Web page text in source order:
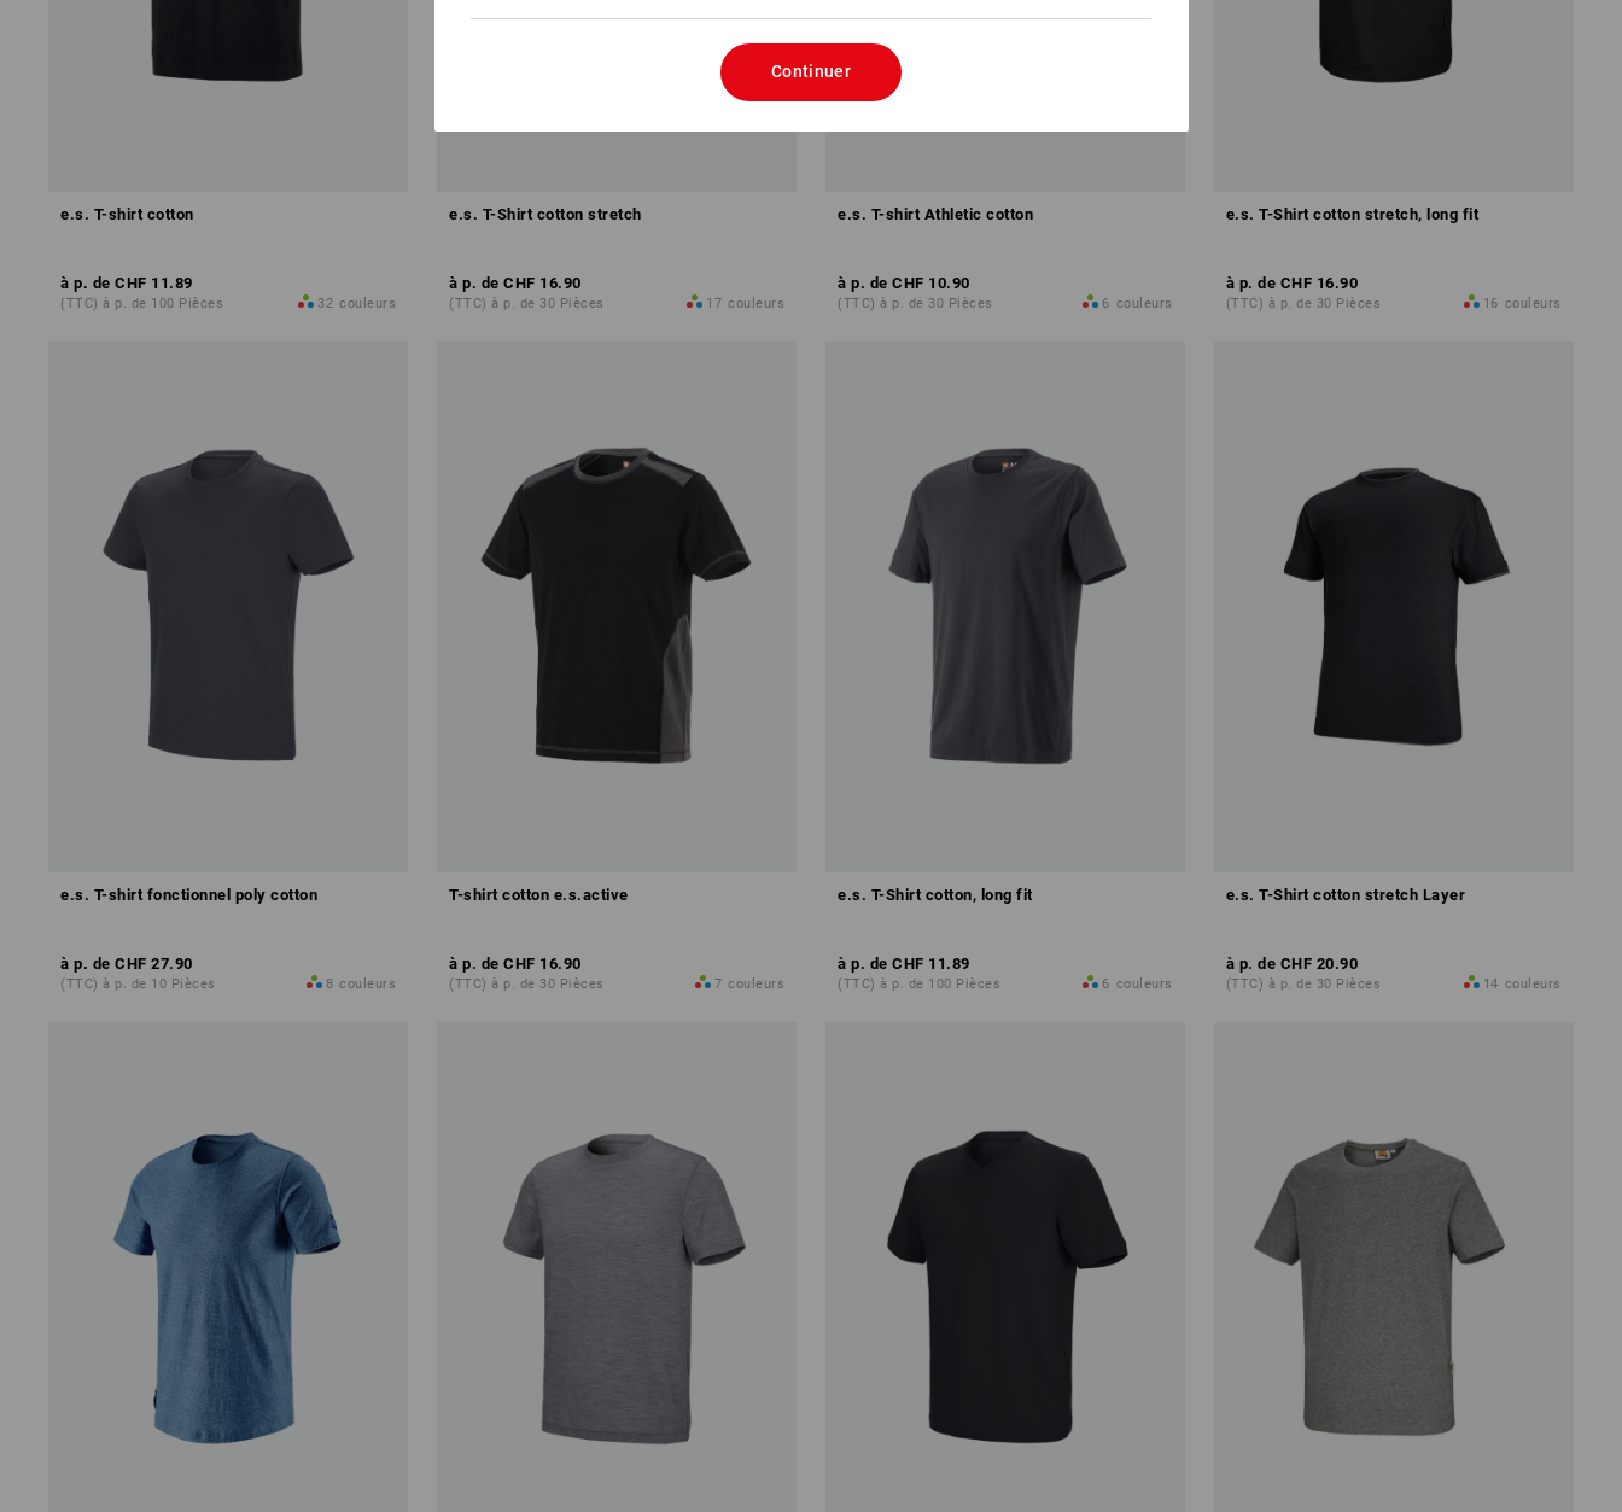
e.s. T-shirt cotton
à p. de CHF 11.89
(TTC) à p. de 100 Pièces 32 couleurs
e.s. T-Shirt cotton stretch
à p. de CHF 16.90
(TTC) à p. de 30 Pièces 17 couleurs
e.s. T-shirt Athletic cotton
à p. de CHF 10.90
(TTC) à p. de 30 Pièces 6 couleurs
e.s. T-Shirt cotton stretch, long fit
à p. de CHF 16.90
(TTC) à p. de 30 Pièces 16 couleurs
e.s. T-shirt fonctionnel poly cotton
à p. de CHF 27.90
(TTC) à p. de 10 Pièces 8 couleurs
T-shirt cotton e.s.active
à p. de CHF 16.90
(TTC) à p. de 30 Pièces 7 couleurs
e.s. T-Shirt cotton, long fit
à p. de CHF 11.89
(TTC) à p. de 100 Pièces 6 couleurs
e.s. T-Shirt cotton stretch Layer
à p. de CHF 20.90
(TTC) à p. de 30 Pièces 14 couleurs
Continuer